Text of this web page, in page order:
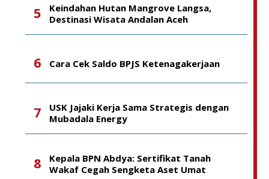
Keindahan Hutan Mangrove Langsa,
Destinasi Wisata Andalan Aceh
Cara Cek Saldo BPJS Ketenagakerjaan
USK Jajaki Kerja Sama Strategis dengan
Mubadala Energy
Kepala BPN Abdya: Sertifikat Tanah
Wakaf Cegah Sengketa Aset Umat